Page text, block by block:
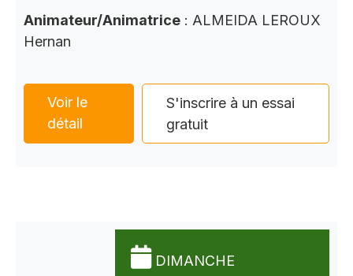
Animateur/Animatrice : ALMEIDA LEROUX
Hernan
Voir le
détail
S'inscrire à un essai
gratuit
DIMANCHE